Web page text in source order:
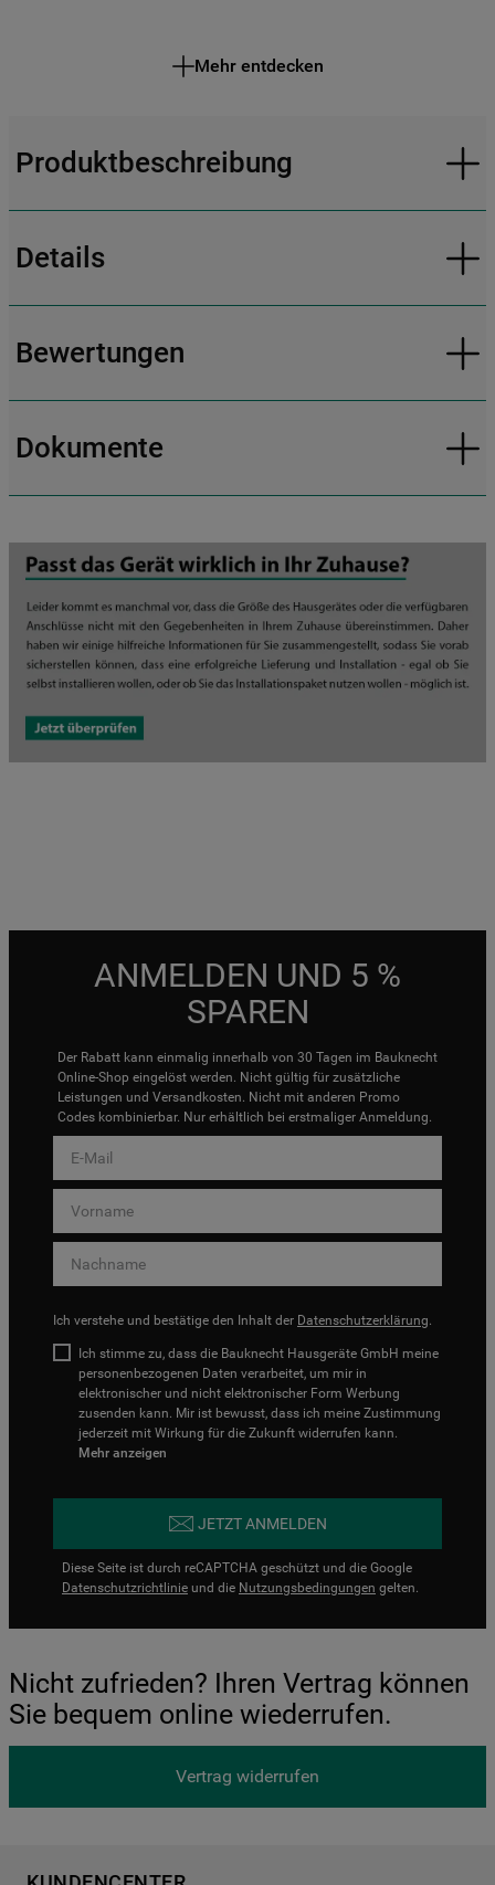
Mehr entdecken
Produktbeschreibung
Details
Bewertungen
Dokumente
ANMELDEN UND 5 %
SPAREN
Der Rabatt kann einmalig innerhalb von 30 Tagen im Bauknecht
Online-Shop eingelöst werden. Nicht gültig für zusätzliche
Leistungen und Versandkosten. Nicht mit anderen Promo
Codes kombinierbar. Nur erhältlich bei erstmaliger Anmeldung.
Ich verstehe und bestätige den Inhalt der Datenschutzerklärung.
Ich stimme zu, dass die Bauknecht Hausgeräte GmbH meine
personenbezogenen Daten verarbeitet, um mir in
elektronischer und nicht elektronischer Form Werbung
zusenden kann. Mir ist bewusst, dass ich meine Zustimmung
jederzeit mit Wirkung für die Zukunft widerrufen kann.
Mehr anzeigen
JETZT ANMELDEN
Diese Seite ist durch reCAPTCHA geschützt und die Google
Datenschutzrichtlinie und die Nutzungsbedingungen gelten.
Nicht zufrieden? Ihren Vertrag können
Sie bequem online wiederrufen.
Vertrag widerrufen